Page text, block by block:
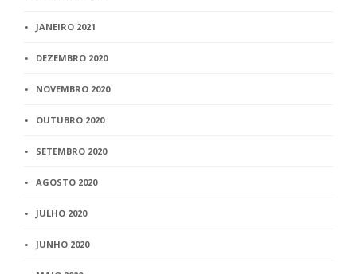
JANEIRO 2021
DEZEMBRO 2020
NOVEMBRO 2020
OUTUBRO 2020
SETEMBRO 2020
AGOSTO 2020
JULHO 2020
JUNHO 2020